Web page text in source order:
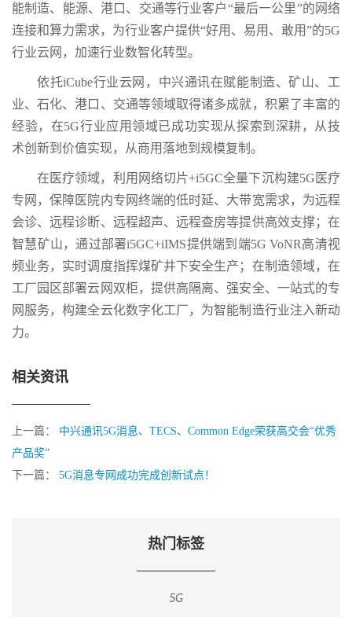
能制造、能源、港口、交通等行业客户“最后一公里”的网络
连接和算力需求，为行业客户提供“好用、易用、敢用”的5G
行业云网，加速行业数智化转型。
依托iCube行业云网，中兴通讯在赋能制造、矿山、工
业、石化、港口、交通等领域取得诸多成就，积累了丰富的
经验，在5G行业应用领域已成功实现从探索到深耕，从技
术创新到价值实现，从商用落地到规模复制。
在医疗领域，利用网络切片+i5GC全量下沉构建5G医疗
专网，保障医院内专网终端的低时延、大带宽需求，为远程
会诊、远程诊断、远程超声、远程查房等提供高效支撑；在
智慧矿山，通过部署i5GC+iIMS提供端到端5G VoNR高清视
频业务，实时调度指挥煤矿井下安全生产；在制造领域，在
工厂园区部署云网双柜，提供高隔离、强安全、一站式的专
网服务，构建全云化数字化工厂，为智能制造行业注入新动
力。
相关资讯
上一篇： 中兴通讯5G消息、TECS、Common Edge荣获高交会“优秀
产品奖”
下一篇： 5G消息专网成功完成创新试点！
热门标签
5G